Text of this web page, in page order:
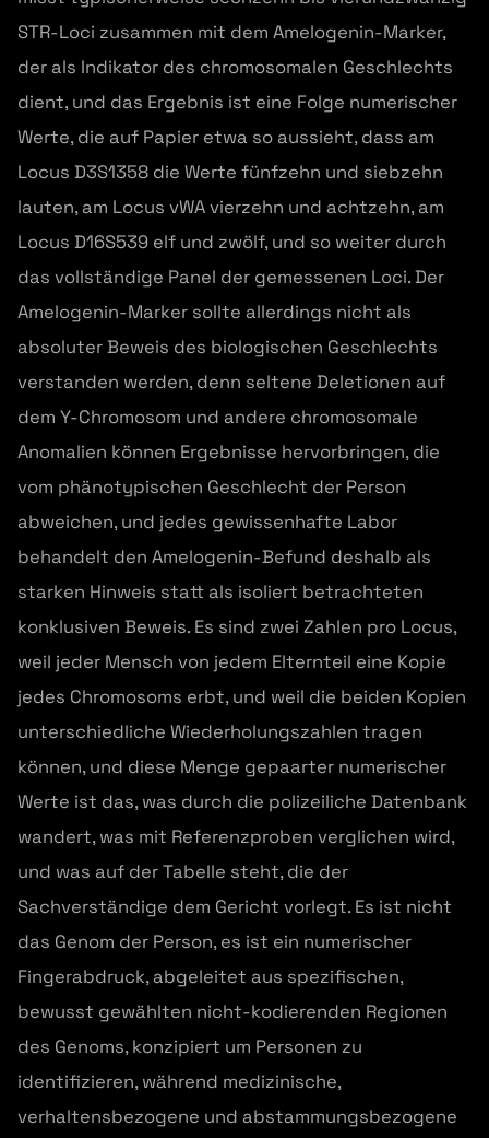
STR-Loci zusammen mit dem Amelogenin-Marker,
der als Indikator des chromosomalen Geschlechts
dient, und das Ergebnis ist eine Folge numerischer
Werte, die auf Papier etwa so aussieht, dass am
Locus D3S1358 die Werte fünfzehn und siebzehn
lauten, am Locus vWA vierzehn und achtzehn, am
Locus D16S539 elf und zwölf, und so weiter durch
das vollständige Panel der gemessenen Loci. Der
Amelogenin-Marker sollte allerdings nicht als
absoluter Beweis des biologischen Geschlechts
verstanden werden, denn seltene Deletionen auf
dem Y-Chromosom und andere chromosomale
Anomalien können Ergebnisse hervorbringen, die
vom phänotypischen Geschlecht der Person
abweichen, und jedes gewissenhafte Labor
behandelt den Amelogenin-Befund deshalb als
starken Hinweis statt als isoliert betrachteten
konklusiven Beweis. Es sind zwei Zahlen pro Locus,
weil jeder Mensch von jedem Elternteil eine Kopie
jedes Chromosoms erbt, und weil die beiden Kopien
unterschiedliche Wiederholungszahlen tragen
können, und diese Menge gepaarter numerischer
Werte ist das, was durch die polizeiliche Datenbank
wandert, was mit Referenzproben verglichen wird,
und was auf der Tabelle steht, die der
Sachverständige dem Gericht vorlegt. Es ist nicht
das Genom der Person, es ist ein numerischer
Fingerabdruck, abgeleitet aus spezifischen,
bewusst gewählten nicht-kodierenden Regionen
des Genoms, konzipiert um Personen zu
identifizieren, während medizinische,
verhaltensbezogene und abstammungsbezogene